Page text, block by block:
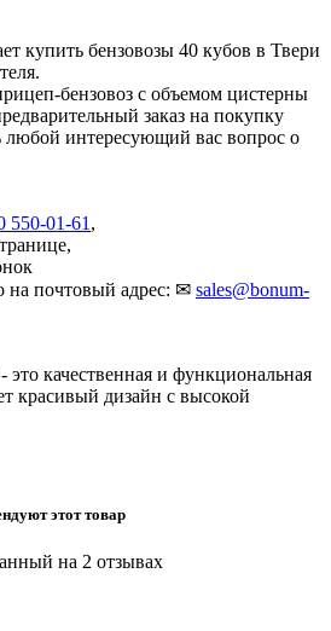
купить бензовозы 40 кубов в Твери
бензовоз с объемом цистерны
заказ на покупку
любой интересующий вас вопрос о
550-01-61 ,
на почтовый адрес: ✉ sales@bonum-
качественная и функциональная
красивый дизайн с высокой
этот товар
на 2 отзывах